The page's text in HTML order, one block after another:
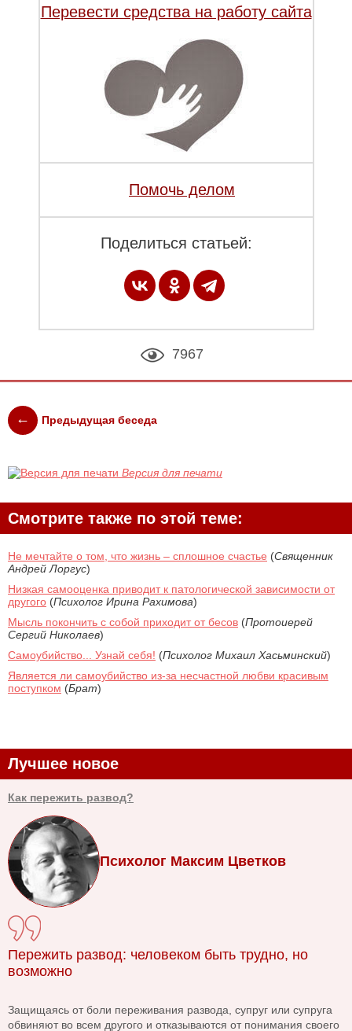
Перевести средства на работу сайта
Помочь делом
Поделиться статьей:
7967
Предыдущая беседа
Версия для печати
Смотрите также по этой теме:
Не мечтайте о том, что жизнь – сплошное счастье (Священник
Андрей Лоргус)
Низкая самооценка приводит к патологической зависимости от
другого (Психолог Ирина Рахимова)
Мысль покончить с собой приходит от бесов (Протоиерей
Сергий Николаев)
Самоубийство... Узнай себя! (Психолог Михаил Хасьминский)
Является ли самоубийство из-за несчастной любви красивым
поступком (Брат)
Лучшее новое
Как пережить развод?
Психолог Максим Цветков
Пережить развод: человеком быть трудно, но
возможно
Защищаясь от боли переживания развода, супруг или супруга
обвиняют во всем другого и отказываются от понимания своего